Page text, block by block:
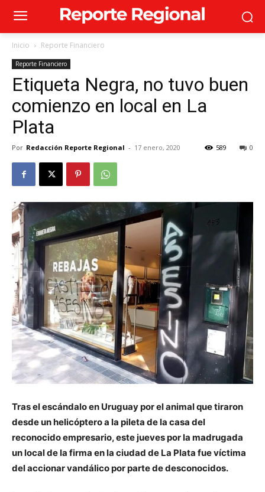
Inicio Reporte Financiero
Reporte Financiero
Etiqueta Negra, no tuvo buen
comienzo en local en La
Plata
Por Redacción Reporte Regional - 17 enero, 2020 0
589
Tras el escándalo en Uruguay por el animal que tiraron
desde un helicóptero a la pileta de la casa del
reconocido empresario, este jueves por la madrugada
un local de la firma en la ciudad de La Plata fue víctima
del accionar vandálico por parte de desconocidos.